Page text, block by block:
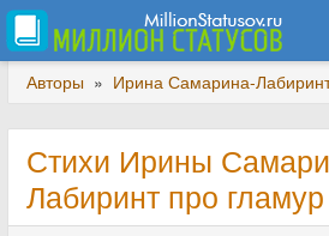
Авторы » Ирина Самарина-
Стихи Ирины
Лабиринт про гламур